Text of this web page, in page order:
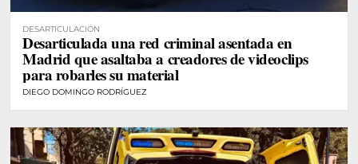
DESARTICULACIÓN
Desarticulada una red criminal asentada en
Madrid que asaltaba a creadores de videoclips
para robarles su material
DIEGO DOMINGO RODRÍGUEZ